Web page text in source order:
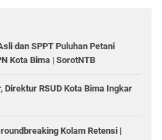
dan SPPT Puluhan Petani
Kota Bima | SorotNTB
Direktur RSUD Kota Bima Ingkar
Kolam Retensi |